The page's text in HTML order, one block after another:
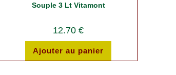
Souple 3 Lt Vitamont
12.70€
Ajouter au panier